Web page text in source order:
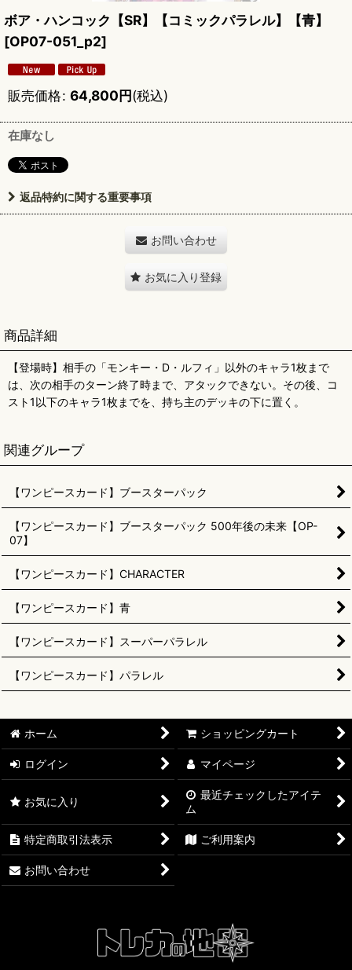
ボア・ハンコック【SR】【コミックパラレル】【青】
[OP07-051_p2]
販売価格: 64,800円(税込)
在庫なし
返品特約に関する重要事項
お問い合わせ
お気に入り登録
商品詳細
【登場時】相手の「モンキー・D・ルフィ」以外のキャラ1枚まで
は、次の相手のターン終了時まで、アタックできない。その後、コ
スト1以下のキャラ1枚までを、持ち主のデッキの下に置く。
関連グループ
【ワンピースカード】ブースターパック
【ワンピースカード】ブースターパック 500年後の未来【OP-
07】
【ワンピースカード】CHARACTER
【ワンピースカード】青
【ワンピースカード】スーパーパラレル
【ワンピースカード】パラレル
ホーム ショッピングカート
ログイン マイページ
お気に入り
最近チェックしたアイテ
ム
特定商取引法表示 ご利用案内
お問い合わせ